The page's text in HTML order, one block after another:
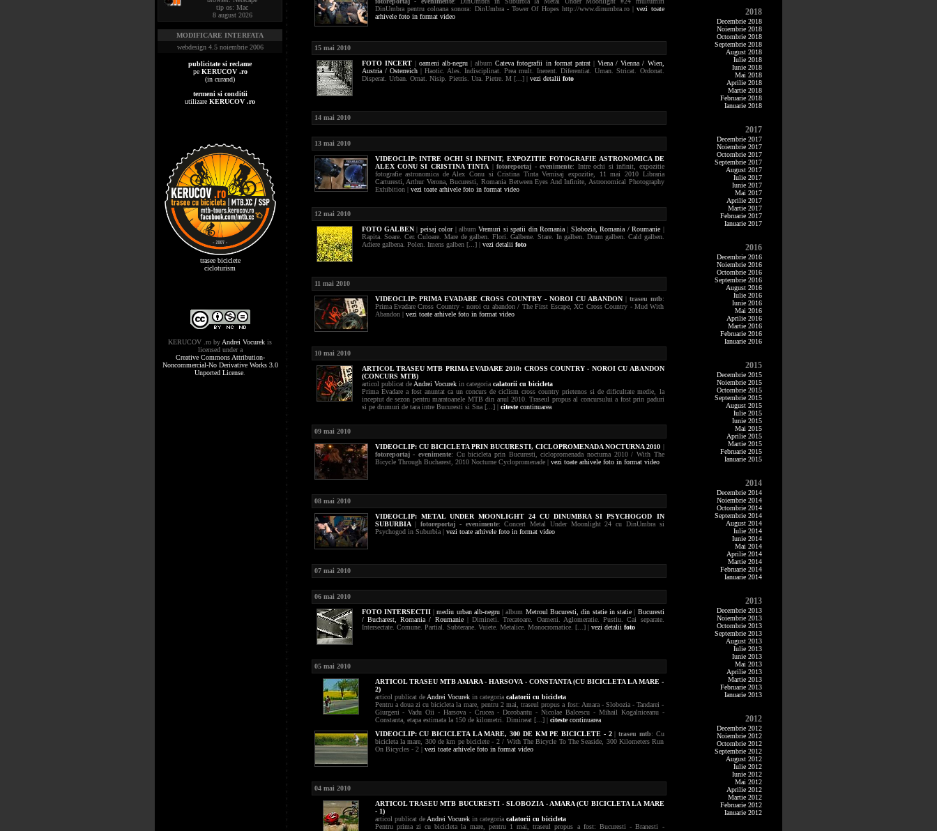
tip os: Mac
8 august 2026
MODIFICARE INTERFATA
webdesign 4.5 noiembrie 2006
publicitate si reclame
pe KERUCOV .ro
(in curand)
termeni si conditii
utilizare KERUCOV .ro
trasee biciclete
cicloturism
KERUCOV .ro by Andrei Vocurek is
licensed under a
Creative Commons Attribution-
Noncommercial-No Derivative Works 3.0
Unported License
DinUmbra pentru coloana sonora: DinUmbra - Tower Of Hopes http://www.dinumbra.ro |vezi toate
arhivele foto in format video
15 mai 2010
FOTO INCERT| oameni alb-negru | albumCateva fotografii in format patrat|Viena / Vienna / Wien,
Austria / Osterreich| Haotic. Ales. Indisciplinat. Prea mult. Inerent. Diferentiat. Uman. Stricat. Ordonat.
Disperat. Urban. Ornat. Nisip. Pietris. Ura. Pietre. M [...] | vezi detalii foto
14 mai 2010
13 mai 2010
VIDEOCLIP: INTRE OCHI SI INFINIT, EXPOZITIE FOTOGRAFIE ASTRONOMICA DE
ALEX CONU SI CRISTINA TINTA |fotoreportaj - evenimente: Intre ochi si infinit, expozitie
fotografie astronomica de Alex Conu si Cristina Tinta Vernisaj expozitie, 11 mai 2010 Libraria
Carturesti, Arthur Verona, Bucuresti, Romania Between Eyes And Infinite, Astronomical Photography
Exhibition | vezi toate arhivele foto in format video
12 mai 2010
FOTO GALBEN| peisaj color| albumVremuri si spatii din Romania | Slobozia,Romania / Roumanie |
Rapita. Soare. Cer. Culoare. Mare de galben. Flori. Galbene. Stare. In galben. Drum galben. Cald galben.
Adiere galbena. Polen. Imens galben [...] | vezi detalii foto
11 mai 2010
VIDEOCLIP: PRIMA EVADARE CROSS COUNTRY - NOROI CU ABANDON| traseu mtb:
Prima Evadare Cross Country - noroi cu abandon / The First Escape, XC Cross Country - Mud With
Abandon | vezi toate arhivele foto in format video
10 mai 2010
ARTICOL TRASEU MTB PRIMA EVADARE 2010: CROSS COUNTRY - NOROI CU ABANDON
(CONCURS MTB)
articol publicat de Andrei Vocurekin categoria calatorii cu bicicleta
Prima Evadare a fost anuntat ca un concurs de ciclism cross country prietenos si de dificultate medie, la
inceptut de sezon pentru maratoanele MTB din anul 2010. Traseul propus al concursului a fost prin paduri
si pe drumuri de tara intre Bucuresti si Sna [...] | citestecontinuarea
09 mai 2010
VIDEOCLIP: CU BICICLETA PRIN BUCURESTI, CICLOPROMENADA NOCTURNA 2010 |
fotoreportaj - evenimente: Cu bicicleta prin Bucuresti, ciclopromenada nocturna 2010 / With The
Bicycle Through Bucharest, 2010 Nocturne Cyclopromenade | vezi toate arhivele foto in format video
08 mai 2010
VIDEOCLIP: METAL UNDER MOONLIGHT 24 CU DINUMBRA SI PSYCHOGOD IN
SUBURBIA| fotoreportaj - evenimente: Concert Metal Under Moonlight 24 cu DinUmbra si
Psychogod in Suburbia | vezi toate arhivele foto in format video
07 mai 2010
06 mai 2010
FOTO INTERSECTII|mediu urban alb-negru| album Metroul Bucuresti, din statie in statie | Bucuresti
/ Bucharest, Romania / Roumanie| Dimineti. Trecatoare. Oameni. Aglomeratie. Pustiu. Cai separate.
Intersectate. Comune. Partial. Subterane. Vuiete. Metalice. Monocromatice. [...] | vezi detalii foto
05 mai 2010
ARTICOL TRASEU MTB AMARA - HARSOVA - CONSTANTA (CU BICICLETA LA MARE -
2)
articol publicat de Andrei Vocurekin categoria calatorii cu bicicleta
Pentru a doua zi cu bicicleta la mare, pentru 2 mai, traseul propus a fost: Amara - Slobozia - Tandarei -
Giurgeni - Vadu Oii - Harsova - Crucea - Dorobantu - Nicolae Balcescu - Mihail Kogalniceanu -
Constanta, etapa estimata la 150 de kilometri. Dimineat [...] | citestecontinuarea
VIDEOCLIP: CU BICICLETA LA MARE, 300 DE KM PE BICICLETE - 2|traseu mtb: Cu
bicicleta la mare, 300 de km pe biciclete - 2 / With The Bicycle To The Seaside, 300 Kilometers Run
On Bicycles - 2 | vezi toate arhivele foto in format video
04 mai 2010
ARTICOL TRASEU MTB BUCURESTI - SLOBOZIA - AMARA (CU BICICLETA LA MARE
- 1)
articol publicat de Andrei Vocurekin categoria calatorii cu bicicleta
Pentru prima zi cu bicicleta la mare, pentru 1 mai, traseul propus a fost: Bucuresti - Branesti -
2018
Decembrie 2018
Noiembrie 2018
Octombrie 2018
Septembrie 2018
August 2018
Iulie 2018
Iunie 2018
Mai 2018
Aprilie 2018
Martie 2018
Februarie 2018
Ianuarie 2018
2017
Decembrie 2017
Noiembrie 2017
Octombrie 2017
Septembrie 2017
August 2017
Iulie 2017
Iunie 2017
Mai 2017
Aprilie 2017
Martie 2017
Februarie 2017
Ianuarie 2017
2016
Decembrie 2016
Noiembrie 2016
Octombrie 2016
Septembrie 2016
August 2016
Iulie 2016
Iunie 2016
Mai 2016
Aprilie 2016
Martie 2016
Februarie 2016
Ianuarie 2016
2015
Decembrie 2015
Noiembrie 2015
Octombrie 2015
Septembrie 2015
August 2015
Iulie 2015
Iunie 2015
Mai 2015
Aprilie 2015
Martie 2015
Februarie 2015
Ianuarie 2015
2014
Decembrie 2014
Noiembrie 2014
Octombrie 2014
Septembrie 2014
August 2014
Iulie 2014
Iunie 2014
Mai 2014
Aprilie 2014
Martie 2014
Februarie 2014
Ianuarie 2014
2013
Decembrie 2013
Noiembrie 2013
Octombrie 2013
Septembrie 2013
August 2013
Iulie 2013
Iunie 2013
Mai 2013
Aprilie 2013
Martie 2013
Februarie 2013
Ianuarie 2013
2012
Decembrie 2012
Noiembrie 2012
Octombrie 2012
Septembrie 2012
August 2012
Iulie 2012
Iunie 2012
Mai 2012
Aprilie 2012
Martie 2012
Februarie 2012
Ianuarie 2012